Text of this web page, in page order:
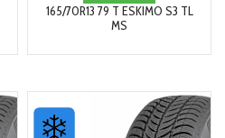
165/70R13 79 T ESKIMO S3 TL
MS